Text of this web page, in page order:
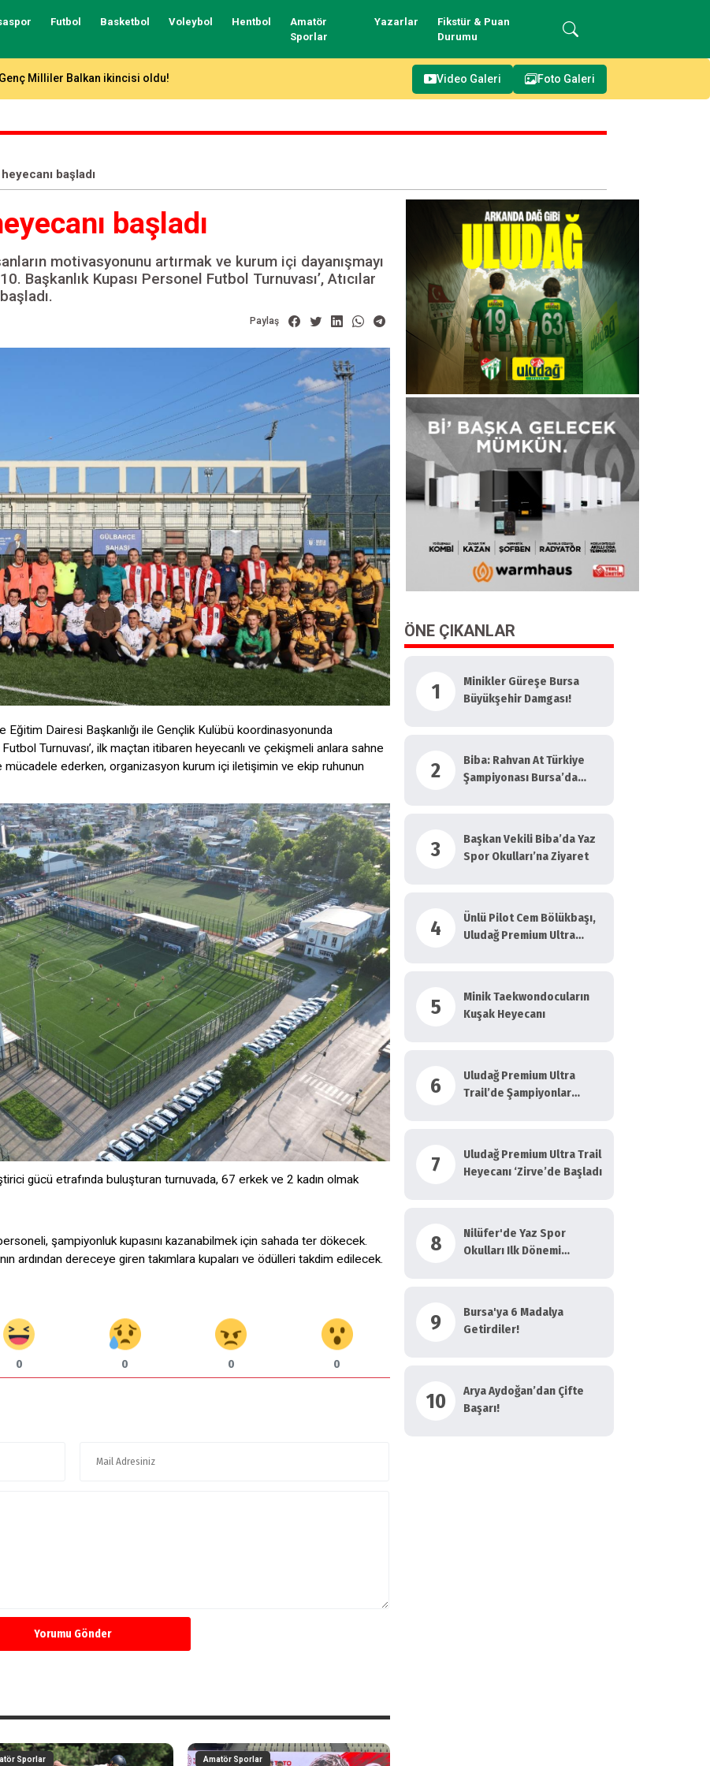
Futbol Basketbol Voleybol Hentbol
Amatör
Sporlar
Yazarlar
Fikstür & Puan
Durumu
Antalya’da 7 gollü düello! Video Galeri Foto Galeri
başladı
başladı
motivasyonunu artırmak ve kurum içi dayanışmayı
Başkanlık Kupası Personel Futbol Turnuvası’, Atıcılar
Paylaş
Eğitim Dairesi Başkanlığı ile Gençlik Kulübü koordinasyonunda
Turnuvası’, ilk maçtan itibaren heyecanlı ve çekişmeli anlara sahne
mücadele ederken, organizasyon kurum içi iletişimin ve ekip ruhunun
gücü etrafında buluşturan turnuvada, 67 erkek ve 2 kadın olmak
şampiyonluk kupasını kazanabilmek için sahada ter dökecek.
ardından dereceye giren takımlara kupaları ve ödülleri takdim edilecek.
0 0 0 0
Yorumu Gönder
Sporlar Amatör Sporlar
ÖNE ÇIKANLAR
1
Minikler Güreşe Bursa
Büyükşehir Damgası!
2
Biba: Rahvan At Türkiye
Şampiyonası Bursa’da
3
Başkan Vekili Biba’da Yaz
Spor Okulları’na Ziyaret
4
Ünlü Pilot Cem Bölükbaşı,
Uludağ Premium Ultra
5
Minik Taekwondocuların
Kuşak Heyecanı
6
Uludağ Premium Ultra
Trail’de Şampiyonlar
7
Uludağ Premium Ultra Trail
Heyecanı ‘Zirve’de Başladı
8
Nilüfer'de Yaz Spor
Okulları Ilk Dönemi
9
Bursa'ya 6 Madalya
Getirdiler!
10
Arya Aydoğan’dan Çifte
Başarı!